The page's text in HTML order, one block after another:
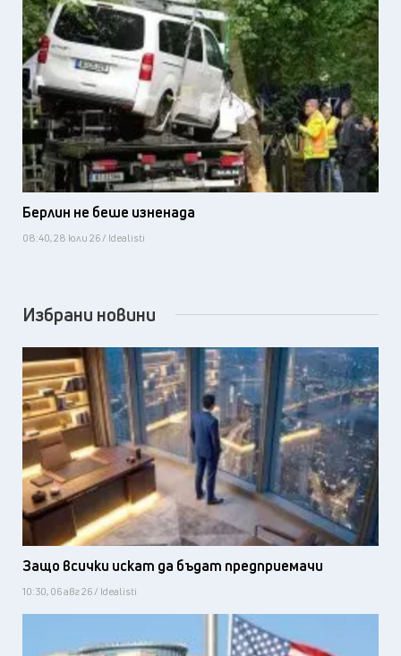
Берлин не беше изненада
08:40, 28 юли 26 / Idealisti
Избрани новини
Защо всички искат да бъдат предприемачи
10:30, 06 авг 26 / Idealisti